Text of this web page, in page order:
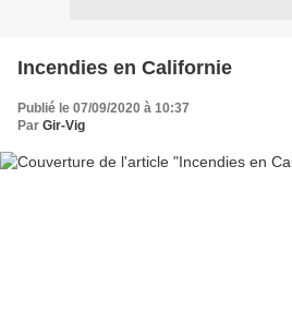
Incendies en Californie
Publié le 07/09/2020 à 10:37
Par Gir-Vig